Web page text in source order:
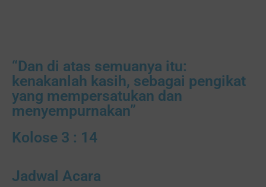
“Dan di atas semuanya itu:
kenakanlah kasih, sebagai pengikat
yang mempersatukan dan
menyempurnakan”
Kolose 3 : 14
Jadwal Acara